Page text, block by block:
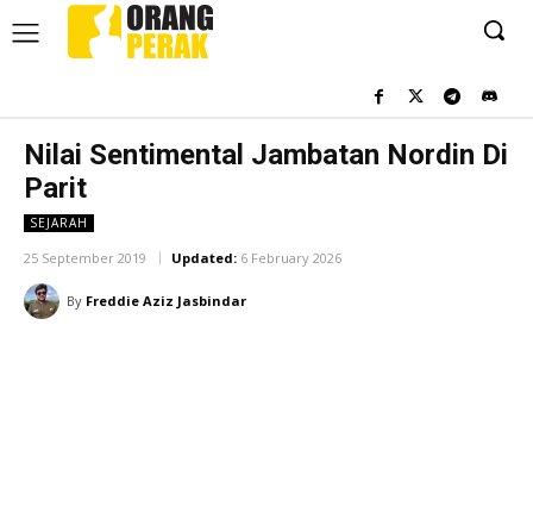
Nilai Sentimental Jambatan Nordin Di
Parit
SEJARAH
25 September 2019 Updated: 6 February 2026
By Freddie Aziz Jasbindar